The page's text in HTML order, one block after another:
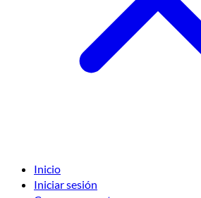
Inicio
Iniciar sesión